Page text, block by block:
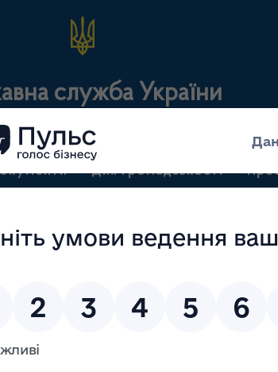
служба України
та контролю за наркотиками
Для громадськості
Державний
нагляд
виробництва
рішення про анулювання ліцензії на
господарської діяльності з оптової та